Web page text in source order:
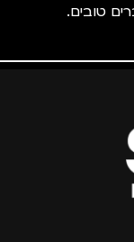
טובים.
למועדון